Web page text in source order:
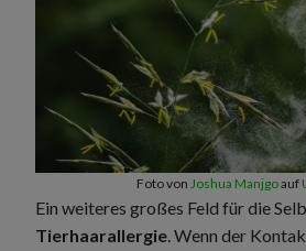
Foto von Joshua Manjgoauf
Ein weiteres großes Feld für die
Tierhaarallergie. Wenn der